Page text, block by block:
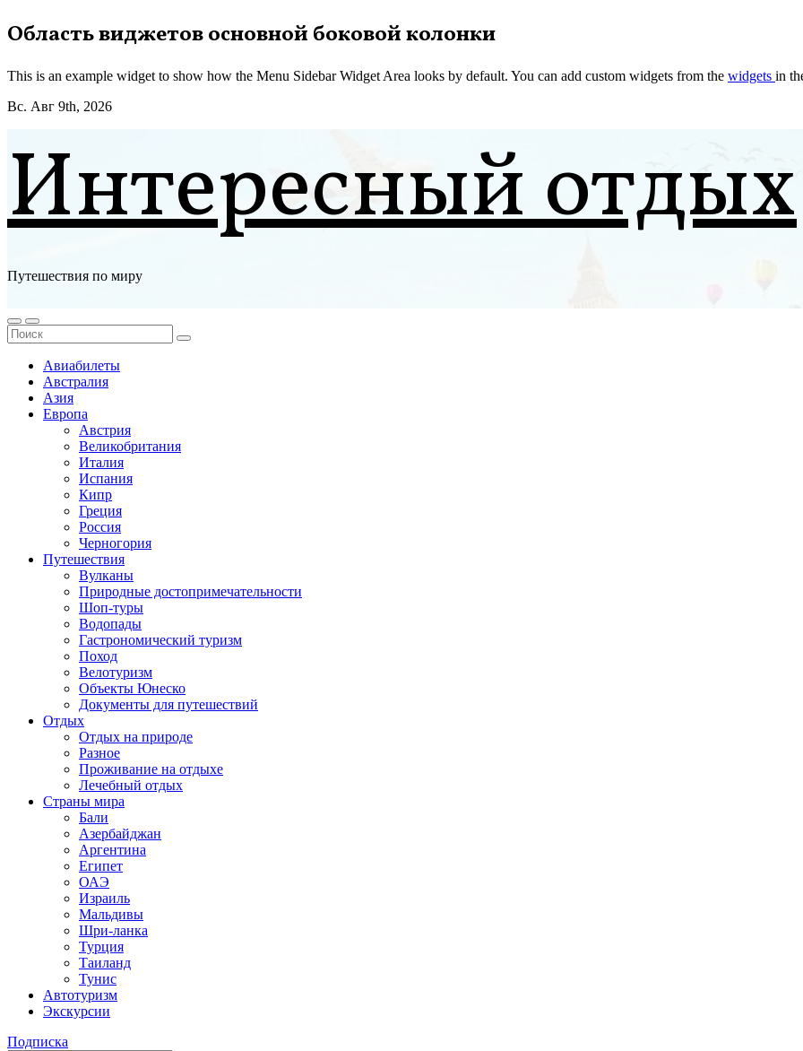
Перейти
к
Область виджетов основной боковой колонки
This is an example widget to show how the Menu Sidebar Widget Area looks by default. You can add custom widgets from the widgets in
Вс. Авг 9th, 2026
Интересный отдых
Путешествия по миру
Авиабилеты
Австралия
Азия
Европа
Австрия
Великобритания
Италия
Испания
Кипр
Греция
Россия
Черногория
Путешествия
Вулканы
Природные достопримечательности
Шоп-туры
Водопады
Гастрономический туризм
Поход
Велотуризм
Объекты Юнеско
Документы для путешествий
Отдых
Отдых на природе
Разное
Проживание на отдыхе
Лечебный отдых
Страны мира
Бали
Азербайджан
Аргентина
Египет
ОАЭ
Израиль
Мальдивы
Шри-ланка
Турция
Таиланд
Тунис
Автотуризм
Экскурсии
Подписка